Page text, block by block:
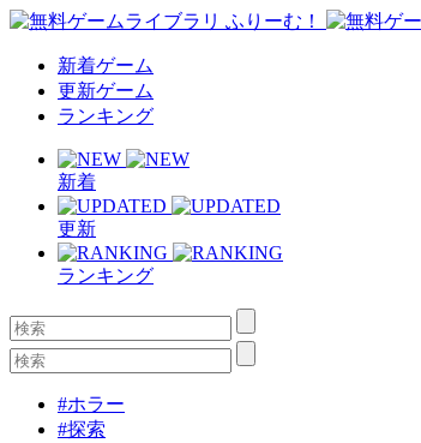
新着ゲーム
更新ゲーム
ランキング
新着
更新
ランキング
#ホラー
#探索